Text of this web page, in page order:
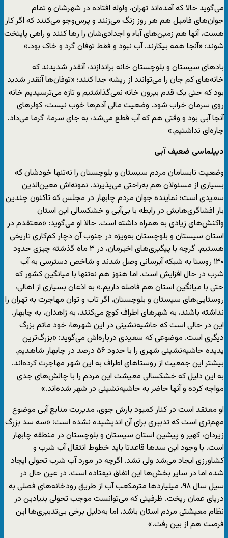
می‌گوید حالا که آمده‌اند تهران، ولوله افتاده در شهرشان و تمام
جوان‌های فامیل هم هر روز زنگ می‌زنند و پرس‌وجو می‌کنند که اگر کار
هست، آنها هم زمین‌های آباء و اجدادی‌شان را رها کنند و راهی پایتخت
شوند؛ «آنجا همه بیکارند. آب نبود و فقط توفان گرد و خاک بود.»
بادهای سیستان و بلوچستان خانه براندازند، آنقدر شدیدند که
خانه‌های کم جان را می‌توانند از ریشه جدا کنند؛ «توفان‌ها ‌آنقدر شدید
بود که حتی یک قدم بیرون خانه نمی‌گذاشتیم و تازه می‌ترسیدیم خانه
روی سرمان خراب شود. وضعیت مالی آدم‌ها خوب نیست، کولرهای
آنجا آبی بود و وقتی هم که آب قطع می‌شد، به جای سرما، گرما می‌داد.
چاره‌ای نداشتیم.»
دیپلماسی ضعیف آبی
وضعیت نابسامان مردم سیستان و بلوچستان را نه‌تنها خودشان که
بسیاری از مسئولان هم به‌راحتی می‌پذیرند. نمونه‌اش معین‌الدین
سعیدی است؛ نماینده جوان مردم چابهار در مجلس که تاکنون چندین
بار افشاگری‌‎هایش در رابطه با بی‌آبی و خشکسالی این استان
واکنش‌های زیادی به همراه داشته است. حالا او می‌گوید: «معتقدم در
استان سیستان و بلوچستان به‌ویژه در جنوب آن دچار کم‌کاری تاریخی
هستیم. گرچه با پیگیری‌های اخیرمان، در ۳‌ ماه گذشته چیزی حدود
۱۳۰ روستا به شبکه آبرسانی وصل شدند و شاخص دسترسی به آب
شرب در حال افزایش است. اما هنوز هم نه‌تنها با میانگین کشور که
حتی با میانگین استان هم فاصله داریم.» به اذعان بسیاری از اهالی،
روستایی‌های سیستان و بلوچستان، اگر تاب و توان مهاجرت به تهران را
نداشته باشند، به شهرهای اطراف کوچ می‌کنند، به زاهدان، به چابهار.
این در حالی است که حاشیه‌نشینی در این شهرها، خود ماتم بزرگ
دیگری است. موضوعی که سعیدی درباره‌اش می‌گوید: «بزرگ‌ترین
پدیده حاشیه‌نشینی شهری را با حدود ۵۶ درصد در چابهار شاهدیم.
بیشتر این جمعیت از روستاهای اطراف به این شهر مهاجرت کرده‌اند.
به این دلیل که خشکسالی معیشت این مردم را با چالش‌های جدی
مواجه کرده و آنها حاضر به حاشیه‌نشینی در شهر شده‌اند.»
او معتقد است در کنار کمبود بارش جوی، مدیریت منابع آبی موضوع
مهم‌تری است که تدبیری برای آن اندیشیده نشده است؛ «سه سد بزرگ
زیردان، کهیر و پیشین استان سیستان و بلوچستان در منطقه چابهار
است. با وجود این سدها قاعدتا باید خطوط انتقال آب شرب و
کشاورزی ایجاد می‌شد ولی نشد. اگرچه در مورد آب شرب تحولی ایجاد
شده اما در سایر بخش‌ها این اتفاق نیفتاده است. در عین حال در
سیل سال ۹۸، میلیاردها مترمکعب آب از طریق رودخانه‌های فصلی به
دریای عمان ریخت. ظرفیتی که می‌توانست موجب تحولی بنیادین در
نظام معیشتی مردم استان باشد، اما به‌دلیل برخی بی‌‎تدبیری‌ها این
فرصت هم از بین رفت.»